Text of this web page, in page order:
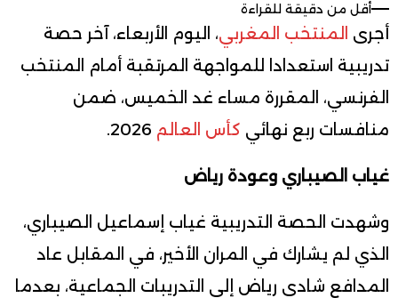
أقل من دقيقة للقراءة
أجرى المنتخب المغربي، اليوم الأربعاء، آخر حصة
تدريبية استعدادا للمواجهة المرتقبة أمام المنتخب
الفرنسي، المقررة مساء غد الخميس، ضمن
منافسات ربع نهائي كأس العالم
غياب الصيباري وعودة رياض
وشهدت الحصة التدريبية غياب إسماعيل الصيباري،
الذي لم يشارك في المران الأخير، في المقابل عاد
المدافع شادي رياض إلى التدريبات الجماعية، بعدما